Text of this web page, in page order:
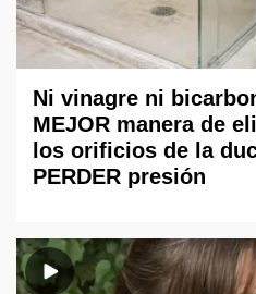
Ni vinagre ni
MEJOR manera de
los orificios de la
PERDER presión